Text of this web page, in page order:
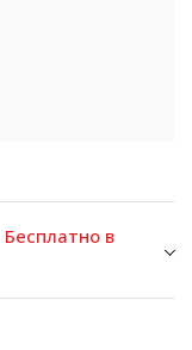
Бесплатно в